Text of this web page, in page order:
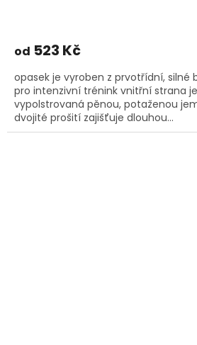
od 523 Kč
opasek je vyroben z prvotřídní, silné
pro intenzivní trénink vnitřní strana
vypolstrovaná pěnou, potaženou
dvojité prošití zajišťuje dlouhou...